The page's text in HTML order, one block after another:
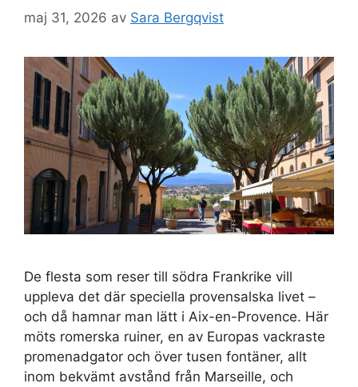
maj 31, 2026 av Sara Bergqvist
De flesta som reser till södra Frankrike vill
uppleva det där speciella provensalska livet –
och då hamnar man lätt i Aix-en-Provence. Här
möts romerska ruiner, en av Europas vackraste
promenadgator och över tusen fontäner, allt
inom bekvämt avstånd från Marseille, och